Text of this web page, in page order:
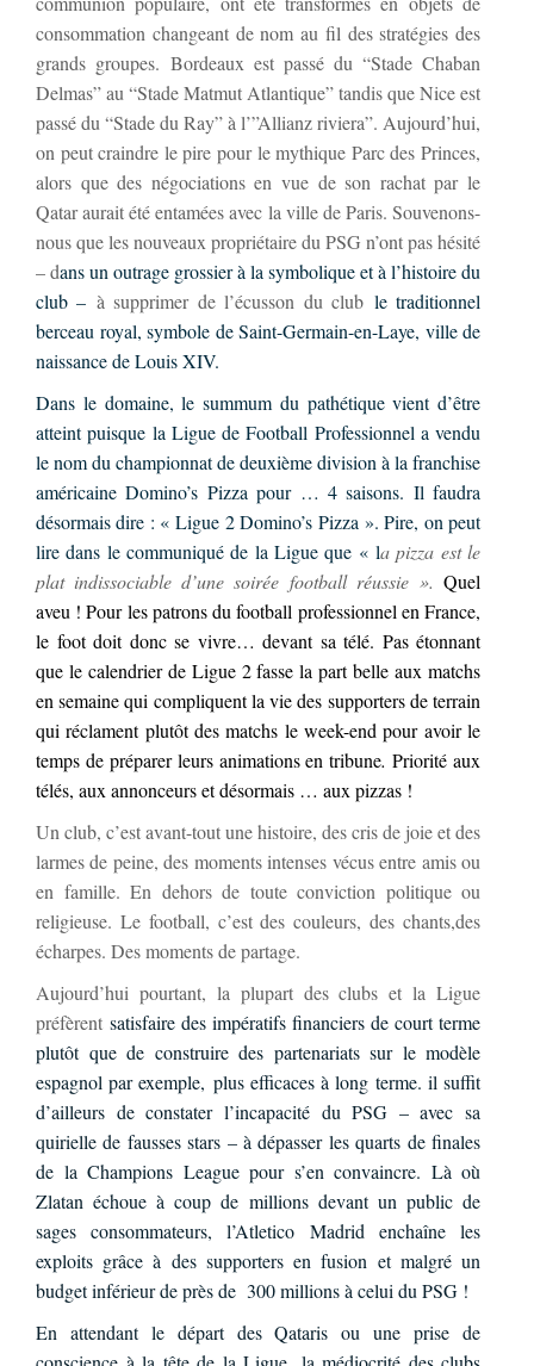
consommation changeant de nom au fil des stratégies des
grands groupes. Bordeaux est passé du “Stade Chaban
Delmas” au “Stade Matmut Atlantique” tandis que Nice est
passé du “Stade du Ray” à l’”Allianz riviera”. Aujourd’hui,
on peut craindre le pire pour le mythique Parc des Princes,
alors que des négociations en vue de son rachat par le
Qatar aurait été entamées avec la ville de Paris. Souvenons-
nous que les nouveaux propriétaire du PSG n’ont pas hésité
– dans un outrage grossier à la symbolique et à l’histoire du
club – à supprimer de l’écusson du club le traditionnel
berceau royal, symbole de Saint-Germain-en-Laye, ville de
naissance de Louis XIV.
Dans le domaine, le summum du pathétique vient d’être
atteint puisque la Ligue de Football Professionnel a vendu
le nom du championnat de deuxième division à la franchise
américaine Domino’s Pizza pour … 4 saisons. Il faudra
désormais dire : « Ligue 2 Domino’s Pizza ». Pire, on peut
lire dans le communiqué de la Ligue que « la pizza est le
plat indissociable d’une soirée football réussie ». Quel
aveu ! Pour les patrons du football professionnel en France,
le foot doit donc se vivre… devant sa télé. Pas étonnant
que le calendrier de Ligue 2 fasse la part belle aux matchs
en semaine qui compliquent la vie des supporters de terrain
qui réclament plutôt des matchs le week-end pour avoir le
temps de préparer leurs animations en tribune.Priorité aux
télés, aux annonceurs et désormais … aux pizzas !
Un club, c’est avant-tout une histoire, des cris de joie et des
larmes de peine, des moments intenses vécus entre amis ou
en famille. En dehors de toute conviction politique ou
religieuse. Le football, c’est des couleurs, des chants,des
écharpes. Des moments de partage.
Aujourd’hui pourtant, la plupart des clubs et la Ligue
préfèrent satisfaire des impératifs financiers de court terme
plutôt que de construire des partenariats sur le modèle
espagnol par exemple, plus efficaces à long terme. il suffit
d’ailleurs de constater l’incapacité du PSG – avec sa
quirielle de fausses stars – à dépasser les quarts de finales
de la Champions League pour s’en convaincre. Là où
Zlatan échoue à coup de millions devant un public de
sages consommateurs, l’Atletico Madrid enchaîne les
exploits grâce à des supporters en fusion et malgré un
budget inférieur de près de 300 millions à celui du PSG !
En attendant le départ des Qataris ou une prise de